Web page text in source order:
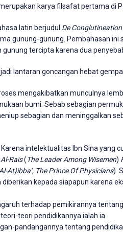
karya filsafat pertama di
latin berjudul De
gunung-gunung. Pembahasan ini
tercipta karena dua
lantaran goncangan hebat gempa
mengakibatkan munculnya
bumi. Sebab sebagian
sebagian dan meninggalkan
intelektualitas Ibn Sina yang
Rais(The Leader Among Wisemen)
At}ibba’, The Prince Of Physicians).
kepada siapapun karena
terhadap pemikirannya
teori pendidikannya ialah ia
pandangannya tentang